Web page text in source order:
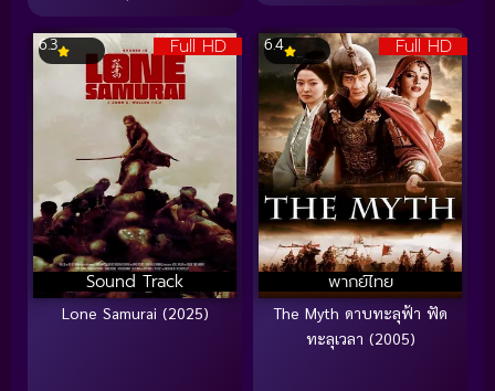
Full HD
Sound Track
6.3
Lone Samurai (2025)
Full HD
พากย์ไทย
6.4
The Myth ดาบทะลุฟ้า ฟัด
ทะลุเวลา (2005)